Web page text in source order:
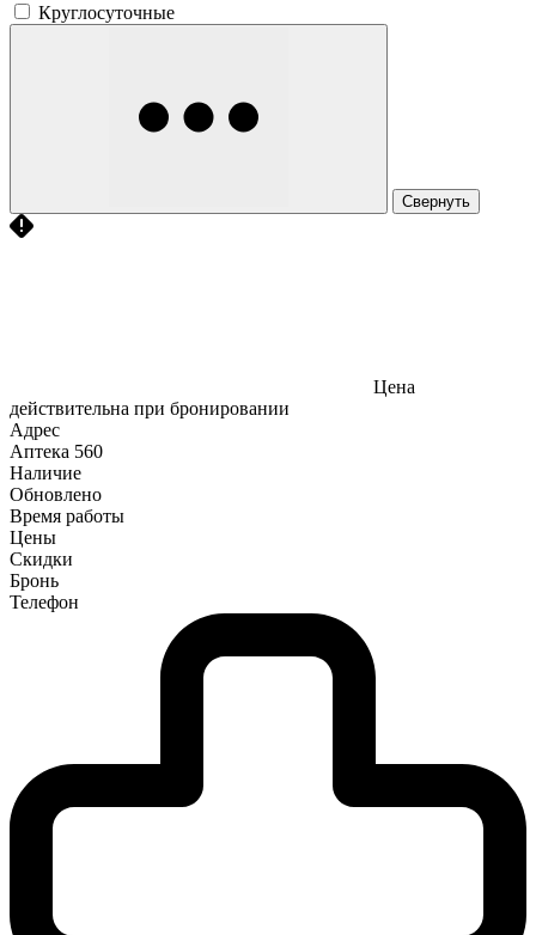
Круглосуточные
Свернуть
Цена
действительна при бронировании
Адрес
Аптека 560
Наличие
Обновлено
Время работы
Цены
Скидки
Бронь
Телефон